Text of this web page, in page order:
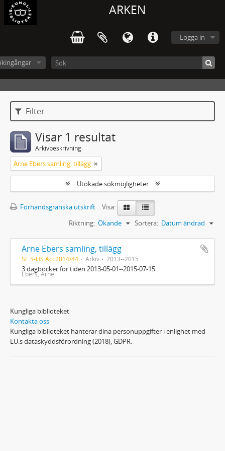
ARKEN
Logga in
Filter
Visar 1 resultat
Arkivbeskrivning
Arne Ebers samling, tillägg
Utökade sökmöjligheter
Förhandsgranska utskrift
Visa:
Sortera: Datum ändrad
Riktning: Ökande
Arne Ebers samling, tillägg
SE S-HS Acc2014/44 Arkiv 2013--2015
3 dagböcker för tiden 2013-05-01--2015-07-15.
Ebers, Arne
Kungliga biblioteket
Kontakta oss
Kungliga biblioteket hanterar dina personuppgifter i enlighet med
EU:s dataskyddsförordning (2018), GDPR.